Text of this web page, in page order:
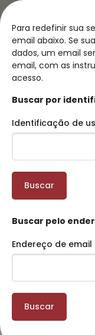
Para redefinir sua
email abaixo. Se
dados, um email
email, com as
acesso.
Buscar por
Identificação de
Buscar pelo
Endereço de email